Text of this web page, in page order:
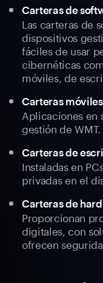
Carteras de
Las carteras de
dispositivos
fáciles de usar
cibernéticas
móviles, de
Carteras
Aplicaciones en
gestión de WMT.
Carteras de
Instaladas en
privadas en el
Carteras de
Proporcionan
digitales, con
ofrecen